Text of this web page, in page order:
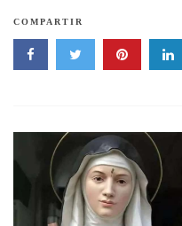
COMPARTIR